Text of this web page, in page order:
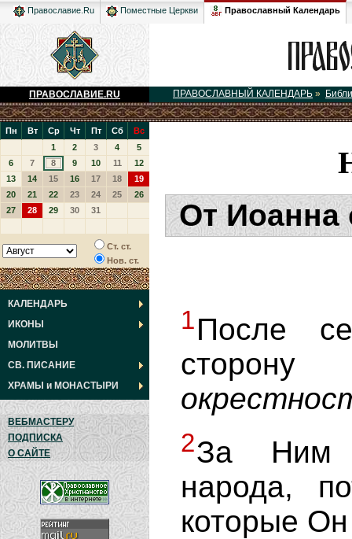
Православие.Ru Поместные Церкви Православный Календарь
ПРАВОСЛАВИЕ.RU ПРАВОСЛАВНЫЙ КАЛЕНДАРЬ »
Пн Вт Ср Чт Пт Сб
Вс
1
2 3 4
5
6
7 8 9 10 11
12
13
14 15 16 17 18
19
20
21 22 23 24 25
26
27
28 29 30 31
Ст. ст.
Нов. ст.
КАЛЕНДАРЬ
ИКОНЫ
МОЛИТВЫ
СВ. ПИСАНИЕ
ХРАМЫ и МОНАСТЫРИ
ВЕБМАСТЕРУ
ПОДПИСКА
О САЙТЕ
От Иоанна
1После
сторону
2За Ним
народа,
которые